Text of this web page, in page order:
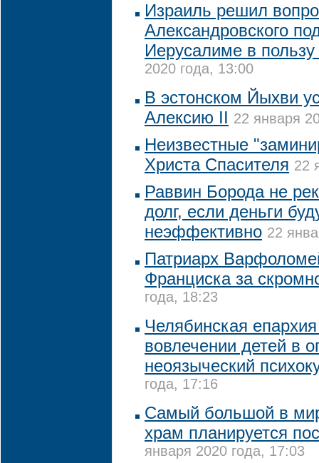
Израиль решил
Александровского
Иерусалиме в
2020 года, 13:00
В эстонском Йыхви
Алексию II 22 января
Неизвестные
Христа Спасителя 22
Раввин Борода не
долг, если деньги
неэффективно 22
Патриарх
Франциска за
года, 18:23
Челябинская
вовлечении детей в
неоязыческий
года, 17:16
Самый большой в
храм планируется
января 2020 года, 17:03